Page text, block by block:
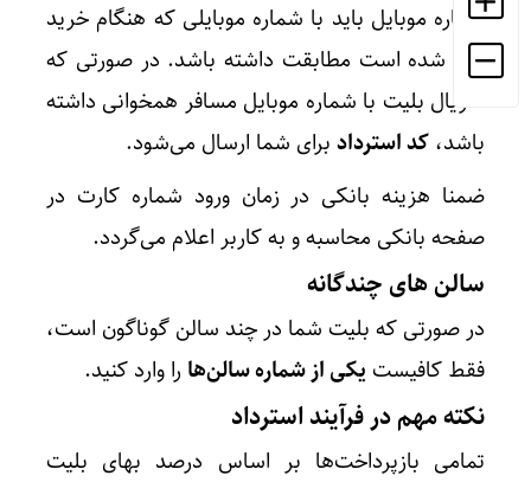
شماره موبایل باید با شماره موبایلی که هنگام خرید
وارد شده است مطابقت داشته باشد. در صورتی که
سریال بلیت با شماره موبایل مسافر همخوانی داشته
باشد، کد استرداد برای شما ارسال می‌شود.
ضمنا هزینه بانکی در زمان ورود شماره کارت در
صفحه بانکی محاسبه و به کاربر اعلام می‌گردد.
سالن های چندگانه
در صورتی که بلیت شما در چند سالن گوناگون است،
فقط کافیست یکی از شماره سالن‌ها را وارد کنید.
نکته مهم در فرآیند استرداد
تمامی بازپرداخت‌ها بر اساس درصد بهای بلیت